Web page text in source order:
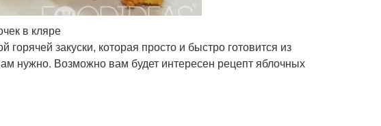
в кляре
закуски, которая просто и быстро готовится из
нужно. Возможно вам будет интересен рецепт яблочных